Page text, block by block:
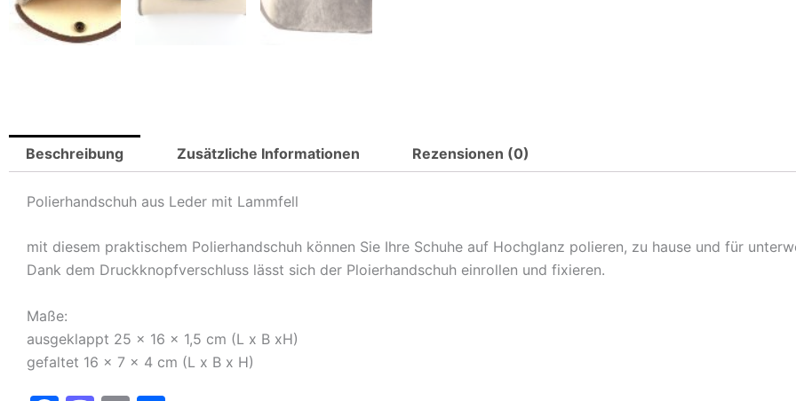
Beschreibung Zusätzliche Informationen Rezensionen (0)
Polierhandschuh aus Leder mit Lammfell
mit diesem praktischem Polierhandschuh können Sie Ihre Schuhe auf Hochglanz polieren, zu hause und für
Dank dem Druckknopfverschluss lässt sich der Ploierhandschuh einrollen und fixieren.
Maße:
ausgeklappt 25 x 16 x 1,5 cm (L x B xH)
gefaltet 16 x 7 x 4 cm (L x B x H)